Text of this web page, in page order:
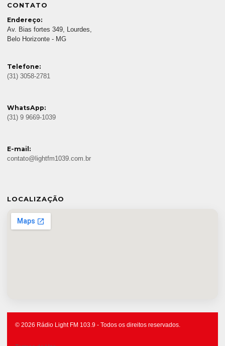
CONTATO
Endereço:
Av. Bias fortes 349, Lourdes,
Belo Horizonte - MG
Telefone:
(31) 3058-2781
WhatsApp:
(31) 9 9669-1039
E-mail:
contato@lightfm1039.com.br
LOCALIZAÇÃO
© 2026 Rádio Light FM 103.9 - Todos os direitos reservados.